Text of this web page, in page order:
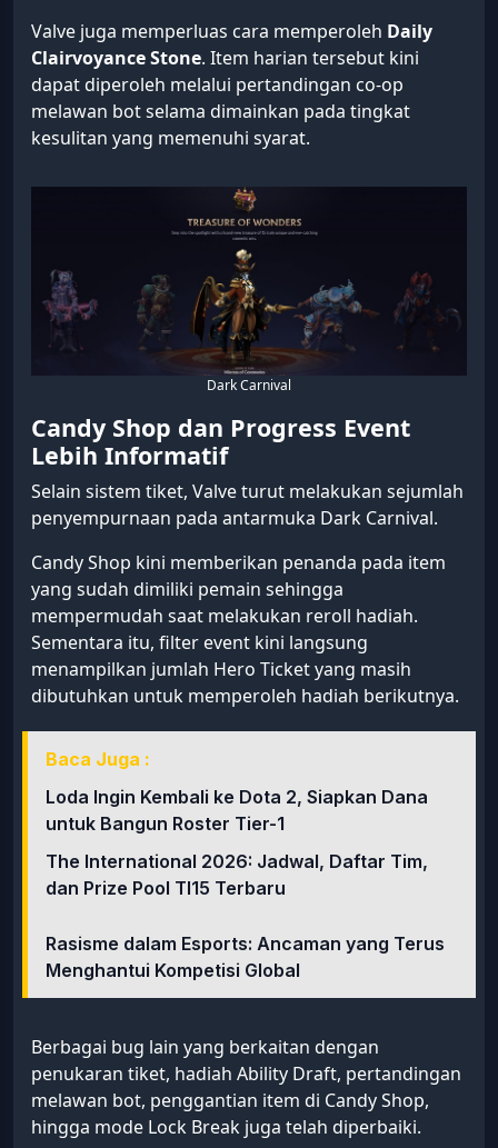
Valve juga memperluas cara memperoleh Daily
Clairvoyance Stone. Item harian tersebut kini
dapat diperoleh melalui pertandingan co-op
melawan bot selama dimainkan pada tingkat
kesulitan yang memenuhi syarat.
Dark Carnival
Candy Shop dan Progress Event
Lebih Informatif
Selain sistem tiket, Valve turut melakukan sejumlah
penyempurnaan pada antarmuka Dark Carnival.
Candy Shop kini memberikan penanda pada item
yang sudah dimiliki pemain sehingga
mempermudah saat melakukan reroll hadiah.
Sementara itu, filter event kini langsung
menampilkan jumlah Hero Ticket yang masih
dibutuhkan untuk memperoleh hadiah berikutnya.
Baca Juga :
Loda Ingin Kembali ke Dota 2, Siapkan Dana
untuk Bangun Roster Tier-1
The International 2026: Jadwal, Daftar Tim,
dan Prize Pool TI15 Terbaru
Rasisme dalam Esports: Ancaman yang Terus
Menghantui Kompetisi Global
Berbagai bug lain yang berkaitan dengan
penukaran tiket, hadiah Ability Draft, pertandingan
melawan bot, penggantian item di Candy Shop,
hingga mode Lock Break juga telah diperbaiki.